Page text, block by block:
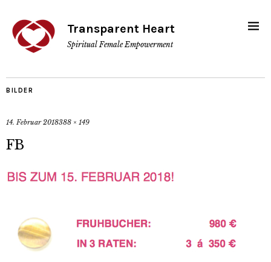
Transparent Heart
Spiritual Female Empowerment
BILDER
14. Februar 2018388 × 149
FB